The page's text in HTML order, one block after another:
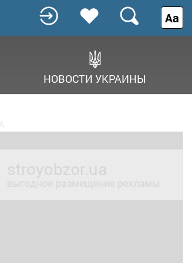
НОВОСТИ УКРАИНЫ
Аа